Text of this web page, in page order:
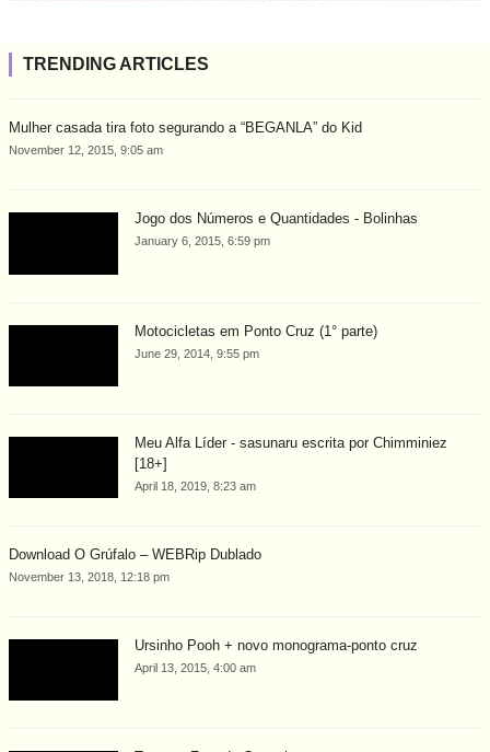
TRENDING ARTICLES
Mulher casada tira foto segurando a “BEGANLA” do Kid
November 12, 2015, 9:05 am
Jogo dos Números e Quantidades - Bolinhas
January 6, 2015, 6:59 pm
Motocicletas em Ponto Cruz (1° parte)
June 29, 2014, 9:55 pm
Meu Alfa Líder - sasunaru escrita por Chimminiez
[18+]
April 18, 2019, 8:23 am
Download O Grúfalo – WEBRip Dublado
November 13, 2018, 12:18 pm
Ursinho Pooh + novo monograma-ponto cruz
April 13, 2015, 4:00 am